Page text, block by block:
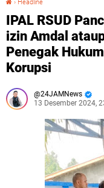
› Headline
IPAL RSUD
izin Amdal
Penegak
Korupsi
24JAMNews
13 Desember 2024,